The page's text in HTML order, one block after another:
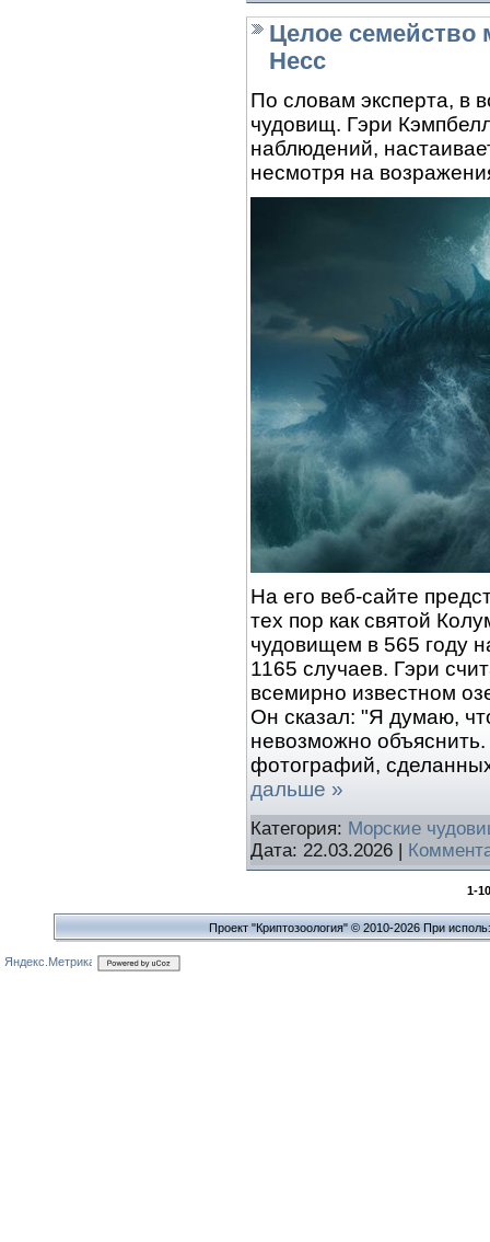
Целое семейство
Несс
По словам эксперта, в
чудовищ. Гэри
наблюдений,
несмотря на
На его веб-сайте
тех пор как святой
чудовищем в 565 году
1165 случаев. Гэри
всемирно известном
Он сказал: "Я думаю,
невозможно
фотографий,
дальше »
Категория: Морские
Дата: 22.03.2026
1-10
Проект "Криптозоология" © 2010-2026 При